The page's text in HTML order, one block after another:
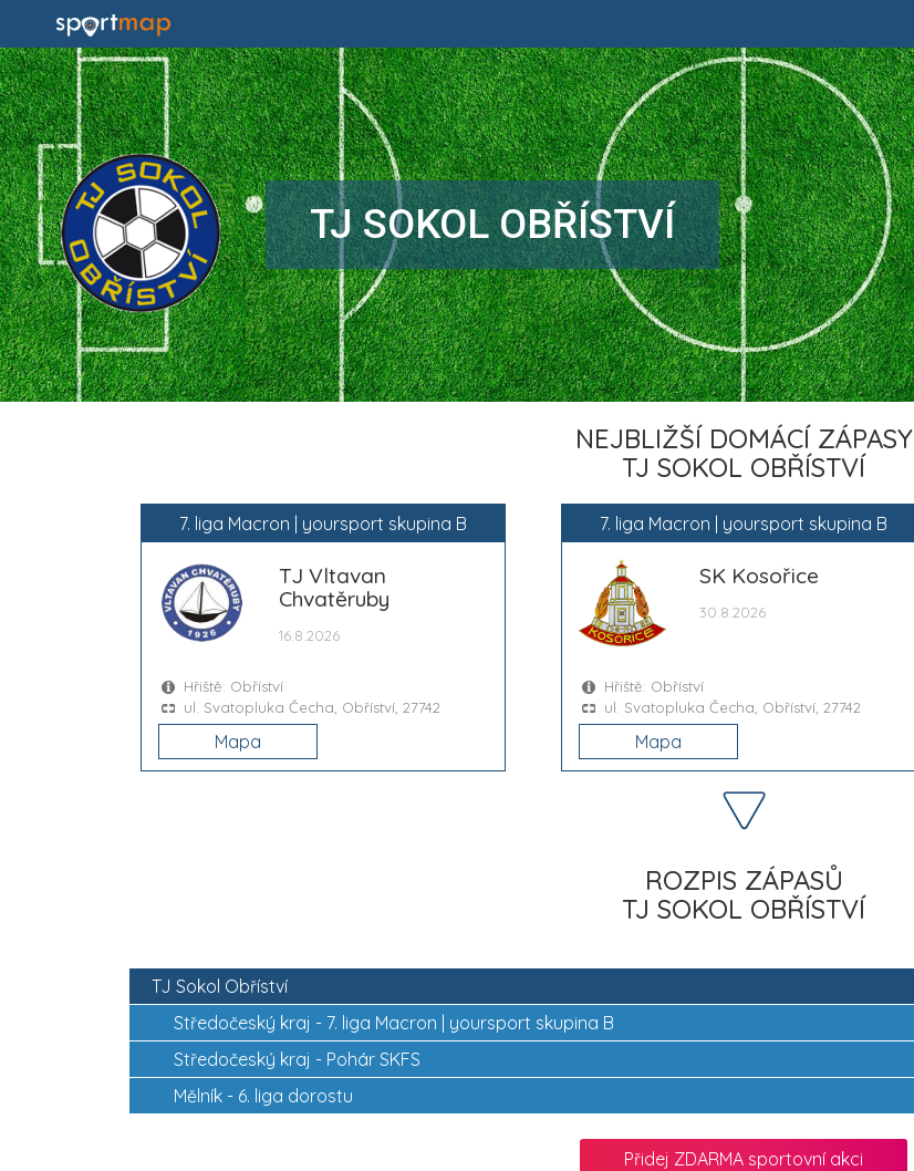
TJ SOKOL OBŘÍSTVÍ
NEJBLIŽŠÍ DOMÁCÍ ZÁPASY
TJ SOKOL OBŘÍSTVÍ
7. liga Macron | yoursport skupina B
TJ Vltavan
Chvatěruby
16.8.2026
Hřiště: Obříství
ul. Svatopluka Čecha, Obříství, 27742
Mapa
7. liga Macron | yoursport skupina B
SK Kosořice
30.8.2026
Hřiště: Obříství
ul. Svatopluka Čecha, Obříství, 27742
Mapa
ROZPIS ZÁPASŮ
TJ SOKOL OBŘÍSTVÍ
TJ Sokol Obříství
Středočeský kraj - 7. liga Macron | yoursport skupina B
Středočeský kraj - Pohár SKFS
Mělník - 6. liga dorostu
Přidej ZDARMA sportovní akci